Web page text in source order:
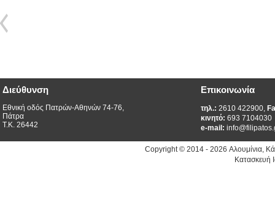
Διεύθυνση Επικοινωνία
Εθνική οδός Πατρών-Αθηνών 74-76,
Πάτρα
Τ.Κ. 26442
τηλ.: 2610 422900,
κινητό: 693 7104030
e-mail:
Copyright © 2014 - 2026 Αλουμίνια,
Κατασκευή